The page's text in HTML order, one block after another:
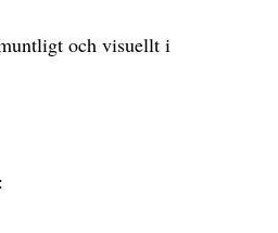
och visuellt i